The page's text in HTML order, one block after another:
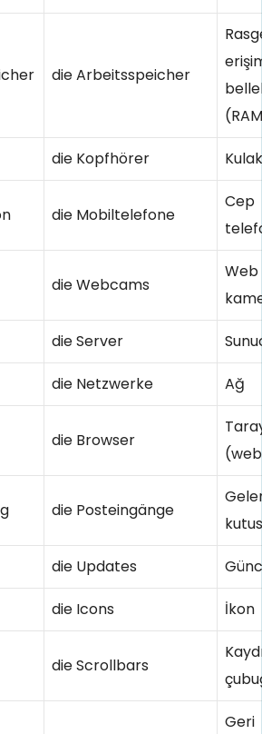
die Arbeitsspeicher
die Kopfhörer
die Mobiltelefone
Cep
die Webcams
Web
die Server
die Netzwerke Ağ
die Browser
die Posteingänge
die Updates
die Icons İkon
die Scrollbars
Geri